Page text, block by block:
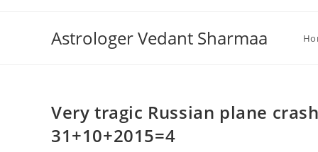
Astrologer Vedant Sharmaa
Very tragic Russian plane
31+10+2015=4